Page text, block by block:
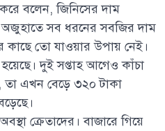
বলেন, জিনিসের দাম
অজুহাতে সব ধরনের সবজির দাম
কাছে তো যাওয়ার উপায় নেই।
দুই সপ্তাহ আগেও কাঁচা
তা এখন বেড়ে ৩২০ টাকা
ক্রেতাদের। বাজারে গিয়ে